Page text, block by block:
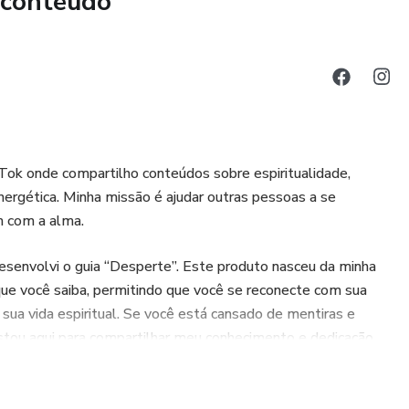
mundo manipulado
elevada e conexão com o divino
vez e assumir seu poder
onde compartilho conteúdos sobre espiritualidade,
Minha missão é ajudar outras pessoas a se
a alma.
o guia “Desperte”. Este produto nasceu da minha
você saiba, permitindo que você se reconecte com sua
vida espiritual. Se você está cansado de mentiras e
aqui para compartilhar meu conhecimento e dedicação,
em sua própria jornada de autodescoberta.